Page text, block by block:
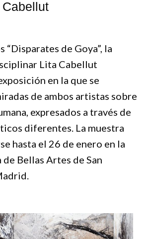
“Disparates de Goya”, la
Lita Cabellut
en la que se
de ambos artistas sobre
expresados a través de
diferentes. La muestra
hasta el 26 de enero en la
de Bellas Artes de San